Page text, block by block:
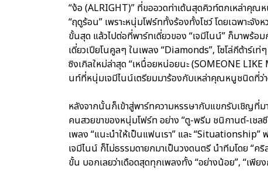
“ง้อ (ALRIGHT)” ที่ขออวดท่าเต้นสุดคิวท์ตกเหล่าคุ
“ฤดูร้อน” เพราะหนุ่มโฟร์ททั้งร้องทั้งโชว์ โดยเฉพาะจั
ขั้นสุด แล้วไปต่อที่พาร์ทเดี่ยวของ “เจมีไนน์” ก็มาพร้
เดี่ยวเปียโนคูลๆ ในเพลง “Diamonds”, โซโล่กีต้าร์เ
ซิงเกิลใหม่ล่าสุด “เหนื่อยหน่อยนะ (SOMEONE
นท์ที่หนุ่มเจมีไนน์เตรียมมาร้องกับเหล่าคุณหนูชนิดที่ว่
หลังจากนั้นก็เข้าสู่พาร์ทความหรรษากับแขกรับเชิญที่ม
คนสวยขาของหนุ่มโฟร์ท อย่าง “ตู-พรีม ชนิกานต์-เช
เพลง “แนะนำให้เป็นแฟนเรา” และ “Situationship”
เจมีไนน์ ก็ไม่ธรรมดายกมาเป็นวงดนตรี นำทีมโดย “
ขั้น บอกเลยว่าเดือดสุดทุกเพลงทั้ง “อย่างน้อย”, “เพีย